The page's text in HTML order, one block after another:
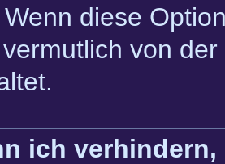
diese
von
ich